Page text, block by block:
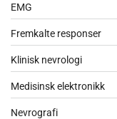
EMG
Fremkalte responser
Klinisk nevrologi
Medisinsk elektronikk
Nevrografi